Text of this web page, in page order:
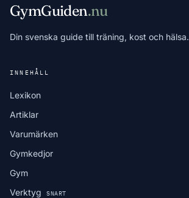
GymGuiden.nu
Din svenska guide till träning, kost och hälsa.
INNEHÅLL
Lexikon
Artiklar
Varumärken
Gymkedjor
Gym
Verktyg
SNART